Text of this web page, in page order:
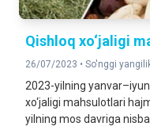
Qishloq xo‘jaligi
26/07/2023 • So'nggi
2023-yilning
xo‘jaligi mahsulotlari
yilning mos davriga